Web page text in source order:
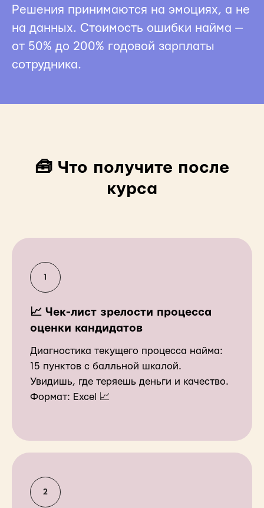
Решения принимаются на эмоциях, а не
на данных. Стоимость ошибки найма —
от 50% до 200% годовой зарплаты
сотрудника.
🧰 Что получите после
курса
📈 Чек-лист зрелости процесса
оценки кандидатов
Диагностика текущего процесса найма:
15 пунктов с балльной шкалой.
Увидишь, где теряешь деньги и качество.
Формат: Excel 📈